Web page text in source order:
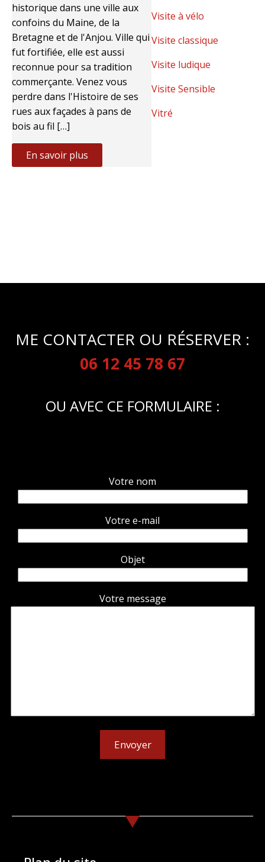
historique dans une ville aux
confoins du Maine, de la
Bretagne et de l'Anjou. Ville qui
fut fortifiée, elle est aussi
reconnue pour sa tradition
commerçante. Venez vous
perdre dans l'Histoire de ses
rues aux façades à pans de
bois au fil […]
En savoir plus
Visite à vélo
Visite classique
Visite ludique
Visite Sensible
Vitré
ME CONTACTER OU RÉSERVER :
06 12 45 78 67
OU AVEC CE FORMULAIRE :
Votre nom
Votre e-mail
Objet
Votre message